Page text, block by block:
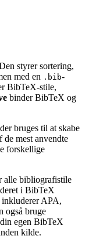
styrer sortering,
med en .bib-
BibTeX-stile,
binder BibTeX og
bruges til at skabe
mest anvendte
forskellige
alle bibliografistile
i BibTeX
APA,
også bruge
egen BibTeX
kilde.